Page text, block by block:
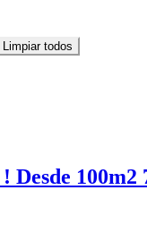
Limpiar todos
100m2